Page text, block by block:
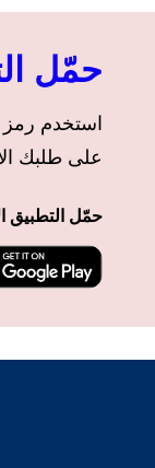
حمّل
استخدم رمز
على طلبك
حمّل التطبيق